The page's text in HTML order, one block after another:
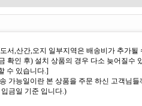
서,산간,오지 일부지역은 배송비가 추가
확인 후) 설치 상품의 경우 다소 늦어질
수 있습니다.]
가능일이란 본 상품을 주문 하신 고객님
금일 기준 입니다.)